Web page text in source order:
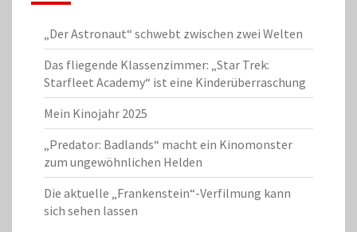
„Der Astronaut“ schwebt zwischen zwei Welten
Das fliegende Klassenzimmer: „Star Trek:
Starfleet Academy“ ist eine Kinderüberraschung
Mein Kinojahr 2025
„Predator: Badlands“ macht ein Kinomonster
zum ungewöhnlichen Helden
Die aktuelle „Frankenstein“-Verfilmung kann
sich sehen lassen